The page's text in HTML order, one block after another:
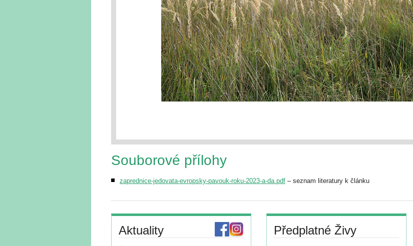
Souborové přílohy
zaprednice-jedovata-evropsky-pavouk-roku-2023-a-da.pdf – seznam literatury k článku
Aktuality Předplatné Živy